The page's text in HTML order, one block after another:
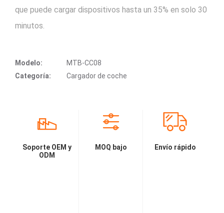
que puede cargar dispositivos hasta un 35% en solo 30
minutos.
Modelo:
MTB-CC08
Categoría:
Cargador de coche
Soporte OEM y
ODM
MOQ bajo Envío rápido